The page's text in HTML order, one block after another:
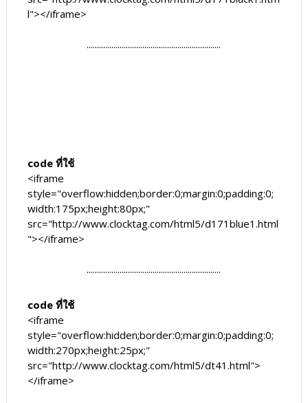
l"></iframe>
.................................................................
code ที่ใช้
<iframe
style="overflow:hidden;border:0;margin:0;padding:0;
width:175px;height:80px;"
src="http://www.clocktag.com/html5/d171blue1.html
"></iframe>
.................................................................
code ที่ใช้
<iframe
style="overflow:hidden;border:0;margin:0;padding:0;
width:270px;height:25px;"
src="http://www.clocktag.com/html5/dt41.html">
</iframe>